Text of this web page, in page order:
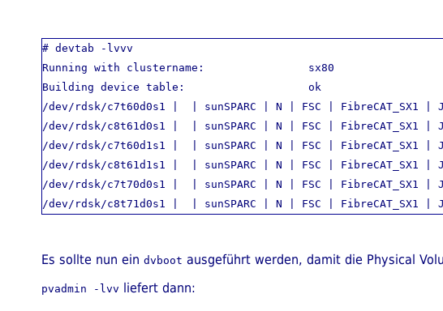
# devtab -lvvv
Running with clustername:                sx80
Building device table:                   ok
/dev/rdsk/c7t60d0s1 |  | sunSPARC | N | FSC |
/dev/rdsk/c8t61d0s1 |  | sunSPARC | N | FSC |
/dev/rdsk/c7t60d1s1 |  | sunSPARC | N | FSC |
/dev/rdsk/c8t61d1s1 |  | sunSPARC | N | FSC |
/dev/rdsk/c7t70d0s1 |  | sunSPARC | N | FSC |
Es sollte nun eindvboot ausgeführt werden, damit die Physical
pvadmin -lvv liefert dann: